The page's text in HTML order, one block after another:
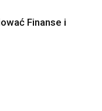
Finanse i